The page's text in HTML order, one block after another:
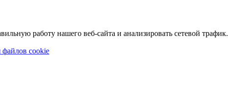
работу нашего веб-сайта и анализировать сетевой трафик.
файлов cookie